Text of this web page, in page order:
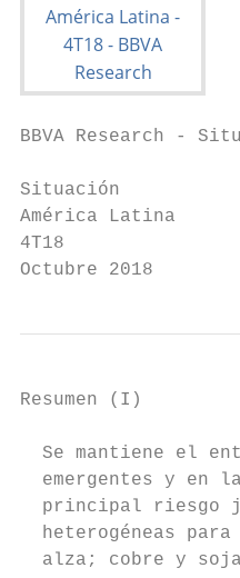
BBVA Research -
Situación
América Latina
4T18
Octubre 2018
Resumen (I)
Se mantiene el
emergentes y en
principal riesgo
heterogéneas para
alza; cobre y